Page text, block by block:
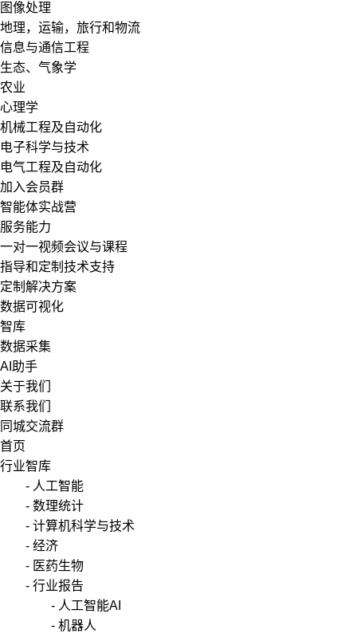
图像处理
地理，运输，旅行和物流
信息与通信工程
生态、气象学
农业
心理学
机械工程及自动化
电子科学与技术
电气工程及自动化
加入会员群
智能体实战营
服务能力
一对一视频会议与课程
指导和定制技术支持
定制解决方案
数据可视化
智库
数据采集
AI助手
关于我们
联系我们
同城交流群
首页
行业智库
- 人工智能
- 数理统计
- 计算机科学与技术
- 经济
- 医药生物
- 行业报告
- 人工智能AI
- 机器人